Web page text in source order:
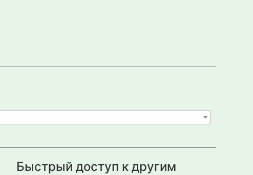
Быстрый доступ к другим